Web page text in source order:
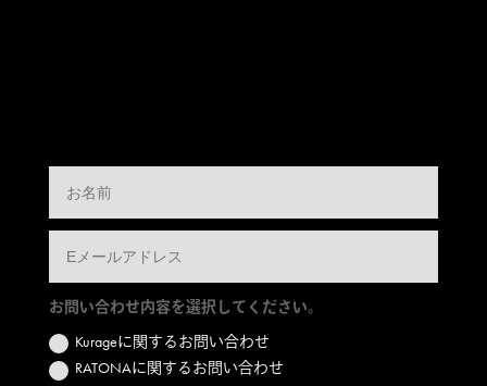
お問い合わせ内容を選択してください。
Kurageに関するお問い合わせ
RATONAに関するお問い合わせ